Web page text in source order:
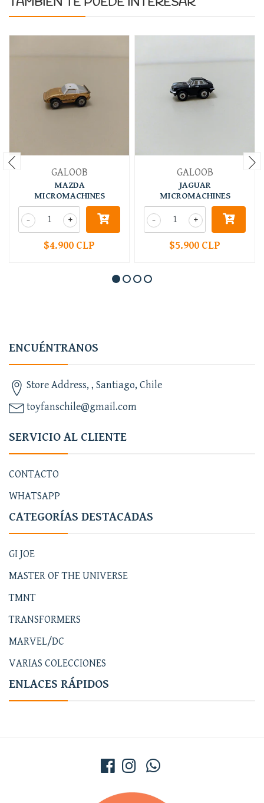
GALOOB
MAZDA
MICROMACHINES
+
-
$4.900 CLP
GALOOB
JAGUAR
MICROMACHINES
+
-
$5.900 CLP
ENCUÉNTRANOS
Store Address, , Santiago, Chile
toyfanschile@gmail.com
SERVICIO AL CLIENTE
CONTACTO
WHATSAPP
CATEGORÍAS DESTACADAS
GI JOE
MASTER OF THE UNIVERSE
TMNT
TRANSFORMERS
MARVEL/DC
VARIAS COLECCIONES
ENLACES RÁPIDOS